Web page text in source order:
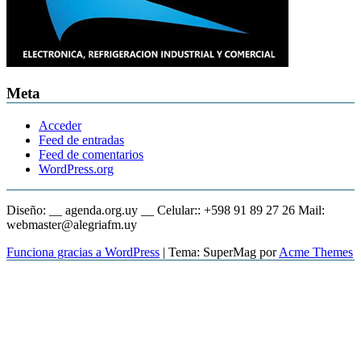
Meta
Acceder
Feed de entradas
Feed de comentarios
WordPress.org
Diseño: __ agenda.org.uy __ Celular:: +598 91 89 27 26 Mail:
webmaster@alegriafm.uy
Funciona gracias a WordPress | Tema: SuperMag porAcme Themes